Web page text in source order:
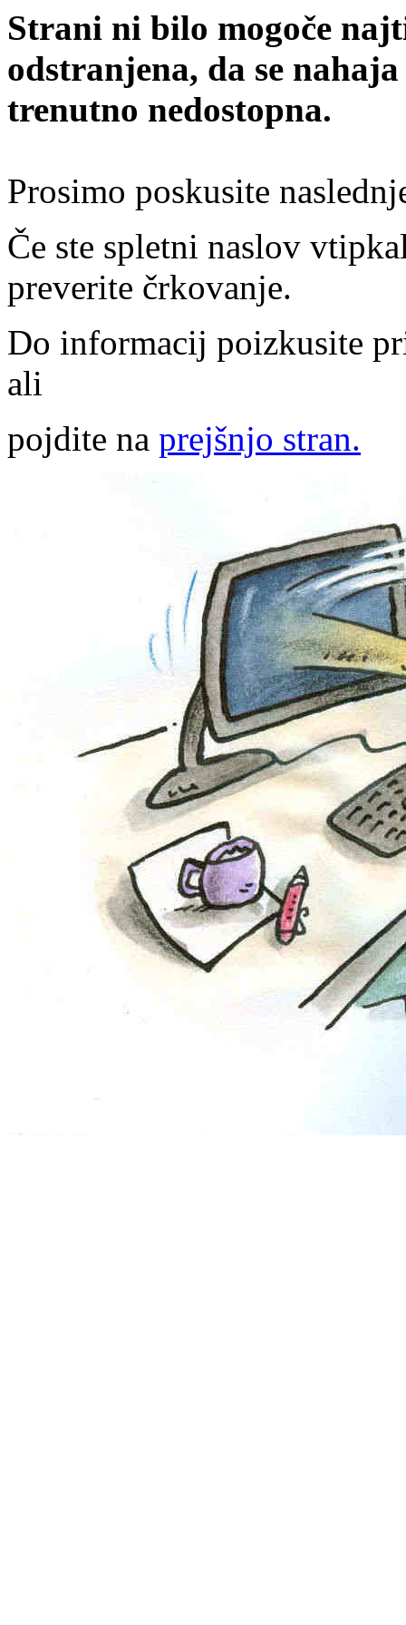
Strani ni bilo mogoče
odstranjena, da se
trenutno nedostopna.
Prosimo poskusite
Če ste spletni naslov
preverite črkovanje.
Do informacij poizkusite
ali
pojdite na prejšnjo stran.